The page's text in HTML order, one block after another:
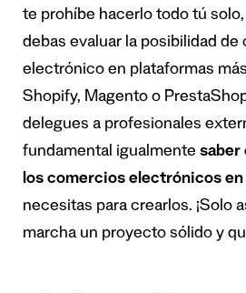
te prohíbe hacerlo todo tú
debas evaluar la posibilidad
electrónico en plataformas
Shopify, Magento o
delegues a profesionales
fundamental igualmente saber
los comercios electrónicos
necesitas para crearlos. ¡Solo
marcha un proyecto sólido y